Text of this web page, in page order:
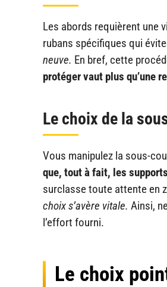
Les abords requièrent une
rubans spécifiques qui
neuve. En bref, cette
protéger vaut plus qu’une
Le choix de la
Vous manipulez la sous-
que, tout à fait, les
surclasse toute attente en
choix s’avère vitale. Ainsi,
l’effort fourni.
Le choix